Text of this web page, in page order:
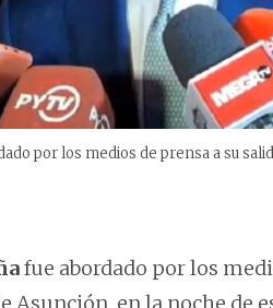
por los medios de prensa a su
fue abordado por los